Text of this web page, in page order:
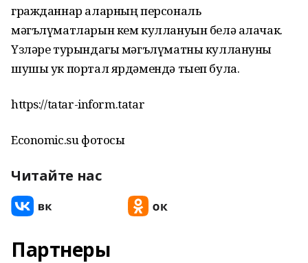
гражданнар аларның персональ
мәгълүматларын кем куллануын белә алачак.
Үзләре турындагы мәгълүматны куллануны
шушы ук портал ярдәмендә тыеп була.
https://tatar-inform.tatar
Economic.su фотосы
Читайте нас
Партнеры